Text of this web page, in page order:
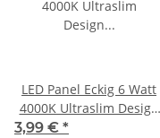
LED Panel Eckig 6 Watt
4000K Ultraslim Design
Deckenleuchte Einbau
3,99 € *